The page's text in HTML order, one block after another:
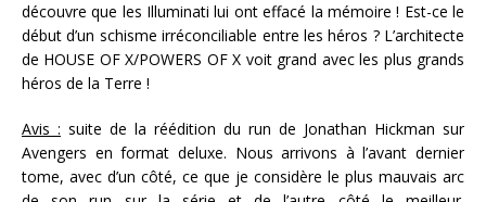
découvre que les Illuminati lui ont effacé la mémoire ! Est-ce le
début d’un schisme irréconciliable entre les héros ? L’architecte
de HOUSE OF X/POWERS OF X voit grand avec les plus grands
héros de la Terre !
Avis : suite de la réédition du run de Jonathan Hickman sur
Avengers en format deluxe. Nous arrivons à l’avant dernier
tome, avec d’un côté, ce que je considère le plus mauvais arc